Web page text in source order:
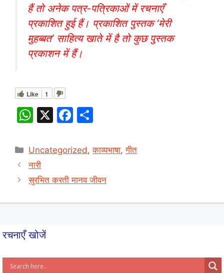
हैं तो अनेक पत्र-पत्रिकाओं में रचनाएँ
प्रकाशित हुई हैं। प्रकाशित पुस्तक ‘मेरी
मुहब्बत’ साहित्य खाते में है तो कुछ पुस्तक
प्रकाशन में हैं।
Like 1
W
at
s
A
X
F
c
b
ar
Categories
Uncategorized,काव्यभाषा,गीत
नारी
सुरभित करती मानव जीवन
रचनाएँ खोजें